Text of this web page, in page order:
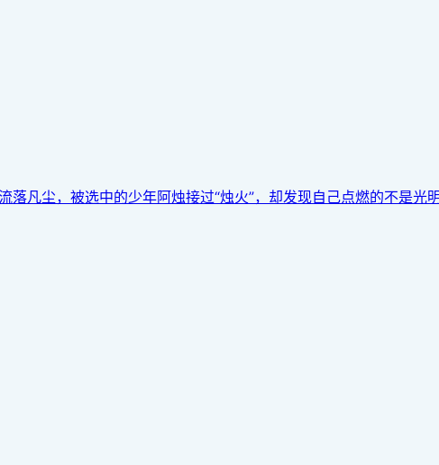
凡尘，被选中的少年阿烛接过“烛火”，却发现自己点燃的不是光